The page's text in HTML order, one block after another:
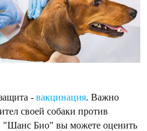
- вакцинация. Важно
своей собаки против
"Шанс Био" вы можете оценить